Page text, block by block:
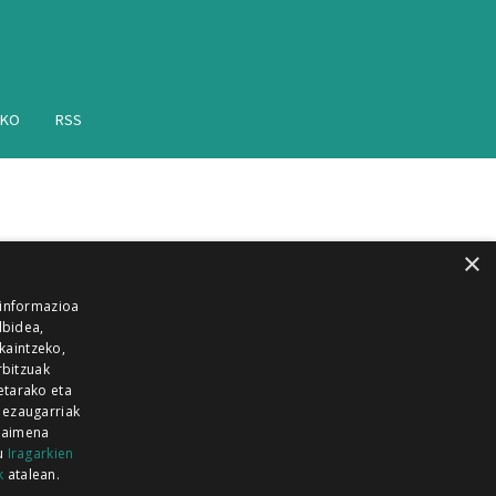
RSS
GUKA
×
eta
Iragarkien
atalean.